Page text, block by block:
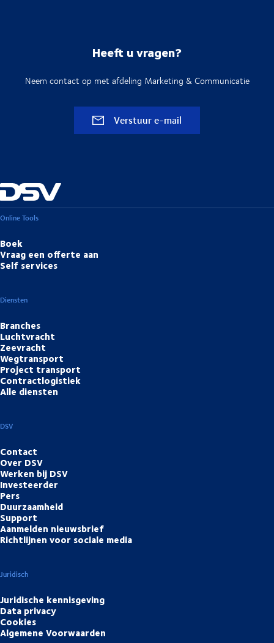
Heeft u vragen?
Neem contact op met afdeling Marketing & Communicatie
Verstuur e-mail
Online Tools
Boek
Vraag een offerte aan
Self services
Diensten
Branches
Luchtvracht
Zeevracht
Wegtransport
Project transport
Contractlogistiek
Alle diensten
DSV
Contact
Over DSV
Werken bij DSV
Investeerder
Pers
Duurzaamheid
Support
Aanmelden nieuwsbrief
Richtlijnen voor sociale media
Juridisch
Juridische kennisgeving
Data privacy
Cookies
Algemene Voorwaarden